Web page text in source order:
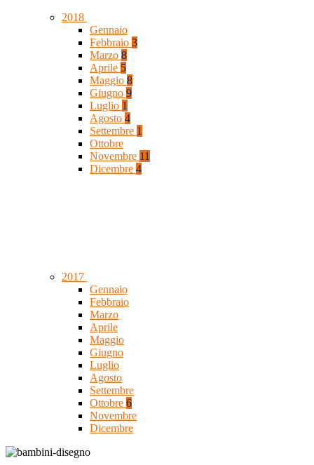
2018
Gennaio
Febbraio 3
Marzo 8
Aprile 5
Maggio 8
Giugno 9
Luglio 1
Agosto 4
Settembre 1
Ottobre
Novembre 11
Dicembre 4
2017
Gennaio
Febbraio
Marzo
Aprile
Maggio
Giugno
Luglio
Agosto
Settembre
Ottobre 6
Novembre
Dicembre